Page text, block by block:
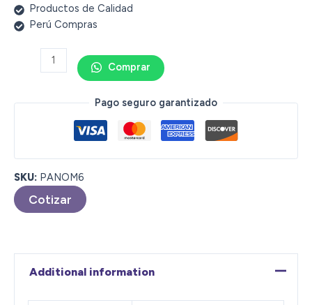
Productos de Calidad
Perú Compras
Comprar
Pago seguro garantizado
SKU: PANOM6
Cotizar
Additional information